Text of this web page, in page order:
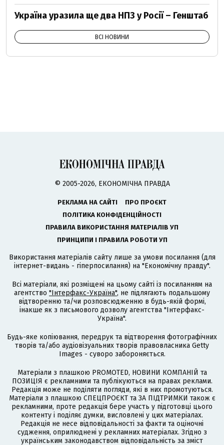
Україна уразила ще два НПЗ у Росії – Генштаб
ВСІ НОВИНИ
© 2005-2026, ЕКОНОМІЧНА ПРАВДА
РЕКЛАМА НА САЙТІ
ПРО ПРОЄКТ
ПОЛІТИКА КОНФІДЕНЦІЙНОСТІ
ПРАВИЛА ВИКОРИСТАННЯ МАТЕРІАЛІВ УП
ПРИНЦИПИ І ПРАВИЛА РОБОТИ УП
Використання матеріалів сайту лише за умови посилання (для
інтернет-видань - гіперпосилання) на "Економічну правду".
Всі матеріали, які розміщені на цьому сайті із посиланням на
агентство "Інтерфакс-Україна", не підлягають подальшому
відтворенню та/чи розповсюдженню в будь-якій формі,
інакше як з письмового дозволу агентства "Інтерфакс-
Україна".
Будь-яке копіювання, передрук та відтворення фотографічних
творів та/або аудіовізуальних творів правовласника Getty
Images - суворо забороняється.
Матеріали з плашкою PROMOTED, НОВИНИ КОМПАНІЙ та
ПОЗИЦІЯ є рекламними та публікуються на правах реклами.
Редакція може не поділяти погляди, які в них промотуються.
Матеріали з плашкою СПЕЦПРОЄКТ та ЗА ПІДТРИМКИ також є
рекламними, проте редакція бере участь у підготовці цього
контенту і поділяє думки, висловлені у цих матеріалах.
Редакція не несе відповідальності за факти та оціночні
судження, оприлюднені у рекламних матеріалах. Згідно з
українським законодавством відповідальність за зміст